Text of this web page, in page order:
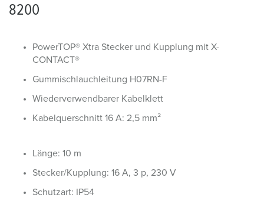
8200
PowerTOP® Xtra Stecker und Kupplung mit X-
CONTACT®
Gummischlauchleitung H07RN-F
Wiederverwendbarer Kabelklett
Kabelquerschnitt 16 A: 2,5 mm²
Länge: 10 m
Stecker/Kupplung: 16 A, 3 p, 230 V
Schutzart: IP54